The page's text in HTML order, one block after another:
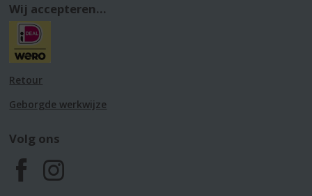
Wij accepteren...
Retour
Geborgde werkwijze
Volg ons
F
I